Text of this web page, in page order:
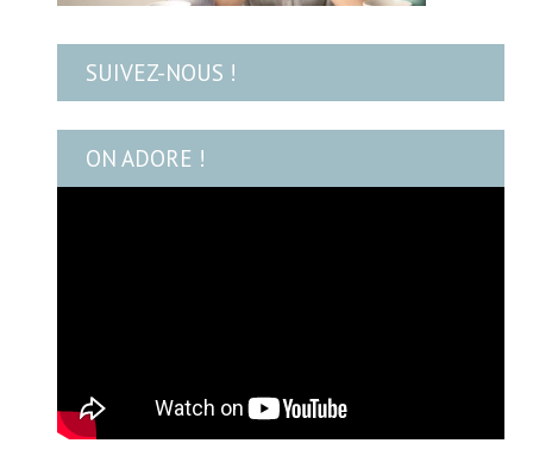
SUIVEZ-NOUS !
ON ADORE !